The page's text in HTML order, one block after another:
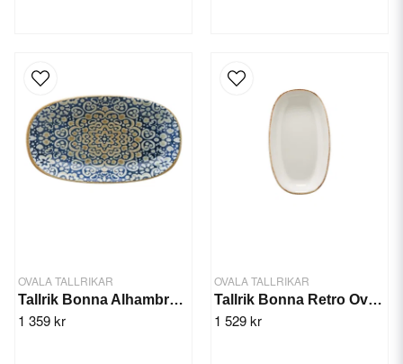
OVALA TALLRIKAR
Tallrik Bonna Alhambra Oval 15cm/12st
1 359 kr
OVALA TALLRIKAR
Tallrik Bonna Retro Oval 19x11cm/12st
1 529 kr